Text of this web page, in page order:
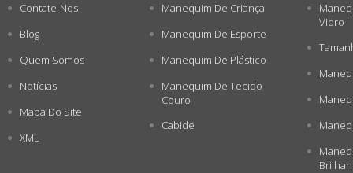
Contate-Nos
Blog
Quem Somos
Notícias
Mapa Do Site
XML
Manequim De Criança
Manequim De Esporte
Manequim De Plástico
Manequim De Tecido
Couro
Cabide
Vidro